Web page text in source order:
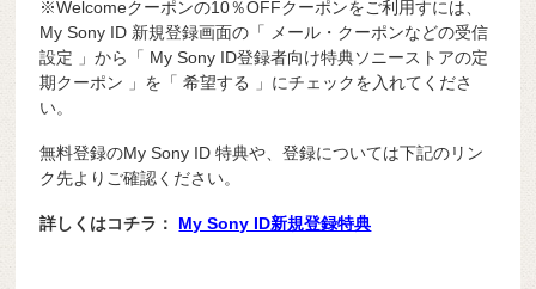
※Welcomeクーポンの10％OFFクーポンをご利用すには、
My Sony ID 新規登録画面の「 メール・クーポンなどの受信
設定 」から「 My Sony ID登録者向け特典ソニーストアの定
期クーポン 」を「 希望する 」にチェックを入れてくださ
い。
無料登録のMy Sony ID 特典や、登録については下記のリン
ク先よりご確認ください。
詳しくはコチラ： My Sony ID新規登録特典